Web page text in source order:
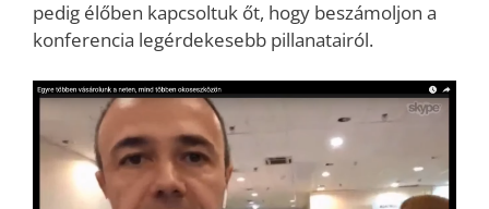
pedig élőben kapcsoltuk őt, hogy beszámoljon a
konferencia legérdekesebb pillanatairól.